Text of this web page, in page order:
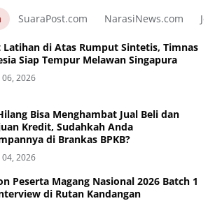
SuaraPost.com NarasiNews.com
Latihan di Atas Rumput Sintetis, Timnas
Siap Tempur Melawan Singapura
2026
Bisa Menghambat Jual Beli dan
Kredit, Sudahkah Anda
di Brankas BPKB?
2026
Peserta Magang Nasional 2026 Batch 1
di Rutan Kandangan